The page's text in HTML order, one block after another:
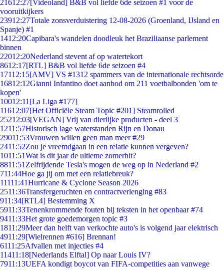
21612:27[Videoland] B&B vol liefde 6de seizoen #1 voor de
vooruitkijkers
23912:27Totale zonsverduistering 12-08-2026 (Groenland, IJsland en
Spanje) #1
1412:20Capibara's wandelen doodleuk het Braziliaanse parlement
binnen
22012:20Nederland stevent af op watertekort
8612:17[RTL] B&B vol liefde 6de seizoen #4
17112:15[AMV] VS #1312 spammers van de internationale rechtsorde
16812:12Gianni Infantino doet aanbod om 211 voetbalbonden 'om te
kopen'
10012:11 [La Liga #177]
11612:07[Het Officiële Steam Topic #201] Steamrolled
25212:03[VEGAN] Vrij van dierlijke producten - deel 3
1211:57Historisch lage waterstanden Rijn en Donau
29011:53Vrouwen willen geen man meer #29
2411:52Zou je vreemdgaan in een relatie kunnen vergeven?
1011:51Wat is dit jaar de ultieme zomerhit?
8811:51 Zelfrijdende Tesla's mogen de weg op in Nederland #2
711:44Hoe ga jij om met een relatiebreuk?
11111:41Hurricane & Cyclone Season 2026
2511:36Transfergeruchten en contractverlenging #83
911:34[RTL4] Bestemming X
5911:33Tenenkrommende fouten bij teksten in het openbaar #74
9411:33Het grote goedemorgen topic #3
1811:29Meer dan helft van verkochte auto's is volgend jaar elektrisch
4911:29[Wielrennen #616] Brennan!
6111:25Afvallen met injecties #4
11411:18[Nederlands Elftal] Op naar Louis IV?
7911:13UEFA kondigt boycot van FIFA-competities aan vanwege